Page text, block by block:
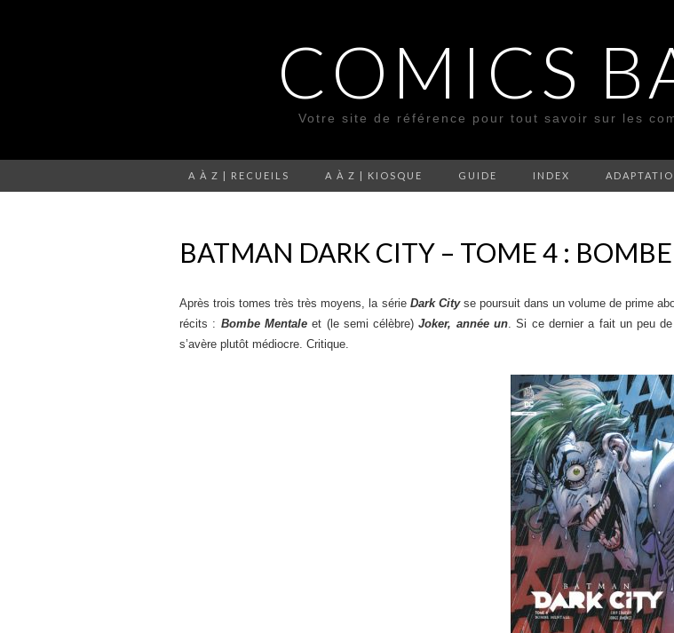
COMICS
Votre site de référence pour tout savoir sur les
A À Z | RECUEILS A À Z | KIOSQUE GUIDE INDEX
BATMAN DARK CITY – TOME 4 :
Après trois tomes très très moyens, la série Dark Cityse poursuit dans un volume de prime
récits : Bombe Mentale et (le semi célèbre)Joker, année un. Si ce dernier a fait un peu
s’avère plutôt médiocre. Critique.